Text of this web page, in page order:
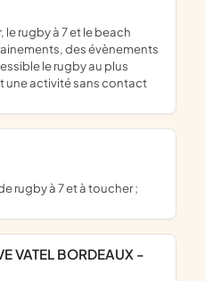
des évènements
le rugby au plus
une activité sans contact
rugby à 7 et à toucher ;